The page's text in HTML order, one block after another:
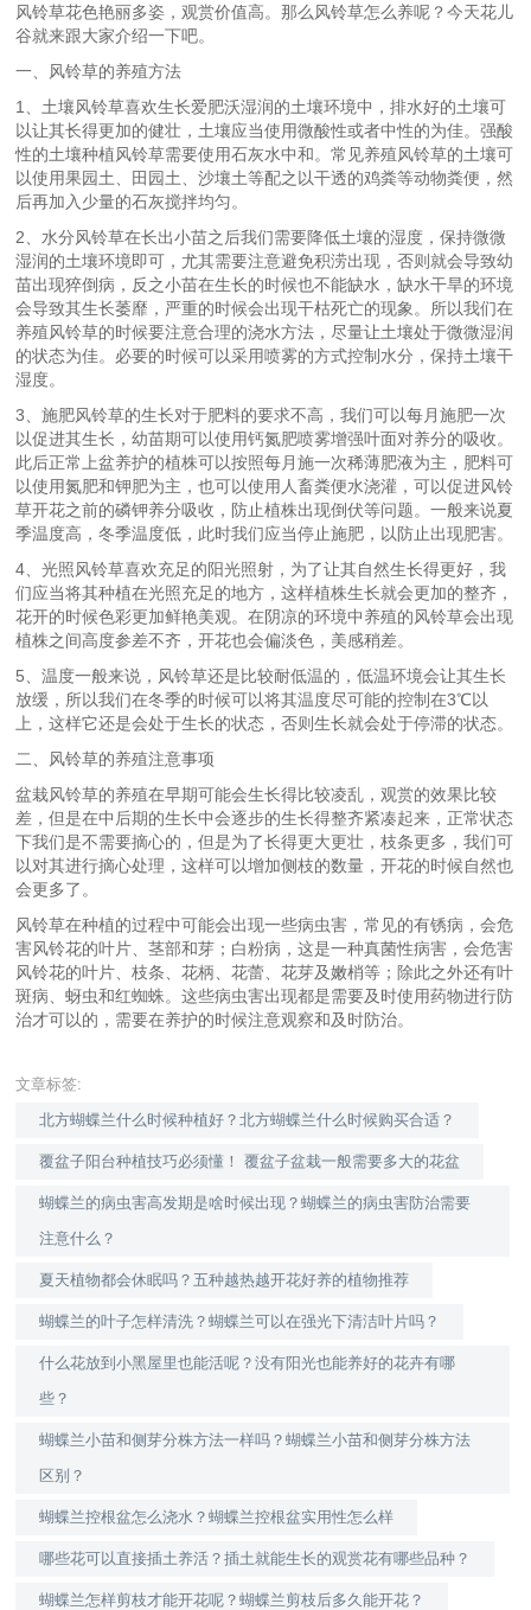
风铃草花色艳丽多姿，观赏价值高。那么风铃草怎么养呢？今天花儿
谷就来跟大家介绍一下吧。
一、风铃草的养殖方法
1、土壤风铃草喜欢生长爱肥沃湿润的土壤环境中，排水好的土壤可
以让其长得更加的健壮，土壤应当使用微酸性或者中性的为佳。强酸
性的土壤种植风铃草需要使用石灰水中和。常见养殖风铃草的土壤可
以使用果园土、田园土、沙壤土等配之以干透的鸡粪等动物粪便，然
后再加入少量的石灰搅拌均匀。
2、水分风铃草在长出小苗之后我们需要降低土壤的湿度，保持微微
湿润的土壤环境即可，尤其需要注意避免积涝出现，否则就会导致幼
苗出现猝倒病，反之小苗在生长的时候也不能缺水，缺水干旱的环境
会导致其生长萎靡，严重的时候会出现干枯死亡的现象。所以我们在
养殖风铃草的时候要注意合理的浇水方法，尽量让土壤处于微微湿润
的状态为佳。必要的时候可以采用喷雾的方式控制水分，保持土壤干
湿度。
3、施肥风铃草的生长对于肥料的要求不高，我们可以每月施肥一次
以促进其生长，幼苗期可以使用钙氮肥喷雾增强叶面对养分的吸收。
此后正常上盆养护的植株可以按照每月施一次稀薄肥液为主，肥料可
以使用氮肥和钾肥为主，也可以使用人畜粪便水浇灌，可以促进风铃
草开花之前的磷钾养分吸收，防止植株出现倒伏等问题。一般来说夏
季温度高，冬季温度低，此时我们应当停止施肥，以防止出现肥害。
4、光照风铃草喜欢充足的阳光照射，为了让其自然生长得更好，我
们应当将其种植在光照充足的地方，这样植株生长就会更加的整齐，
花开的时候色彩更加鲜艳美观。在阴凉的环境中养殖的风铃草会出现
植株之间高度参差不齐，开花也会偏淡色，美感稍差。
5、温度一般来说，风铃草还是比较耐低温的，低温环境会让其生长
放缓，所以我们在冬季的时候可以将其温度尽可能的控制在3℃以
上，这样它还是会处于生长的状态，否则生长就会处于停滞的状态。
二、风铃草的养殖注意事项
盆栽风铃草的养殖在早期可能会生长得比较凌乱，观赏的效果比较
差，但是在中后期的生长中会逐步的生长得整齐紧凑起来，正常状态
下我们是不需要摘心的，但是为了长得更大更壮，枝条更多，我们可
以对其进行摘心处理，这样可以增加侧枝的数量，开花的时候自然也
会更多了。
风铃草在种植的过程中可能会出现一些病虫害，常见的有锈病，会危
害风铃花的叶片、茎部和芽；白粉病，这是一种真菌性病害，会危害
风铃花的叶片、枝条、花柄、花蕾、花芽及嫩梢等；除此之外还有叶
斑病、蚜虫和红蜘蛛。这些病虫害出现都是需要及时使用药物进行防
治才可以的，需要在养护的时候注意观察和及时防治。
文章标签:
北方蝴蝶兰什么时候种植好？北方蝴蝶兰什么时候购买合适？
覆盆子阳台种植技巧必须懂！ 覆盆子盆栽一般需要多大的花盆
蝴蝶兰的病虫害高发期是啥时候出现？蝴蝶兰的病虫害防治需要
注意什么？
夏天植物都会休眠吗？五种越热越开花好养的植物推荐
蝴蝶兰的叶子怎样清洗？蝴蝶兰可以在强光下清洁叶片吗？
什么花放到小黑屋里也能活呢？没有阳光也能养好的花卉有哪
些？
蝴蝶兰小苗和侧芽分株方法一样吗？蝴蝶兰小苗和侧芽分株方法
区别？
蝴蝶兰控根盆怎么浇水？蝴蝶兰控根盆实用性怎么样
哪些花可以直接插土养活？插土就能生长的观赏花有哪些品种？
蝴蝶兰怎样剪枝才能开花呢？蝴蝶兰剪枝后多久能开花？